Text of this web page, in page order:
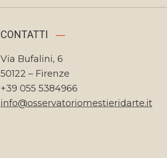
CONTATTI
Via Bufalini, 6
50122 – Firenze
+39 055 5384966
info@osservatoriomestieridarte.it